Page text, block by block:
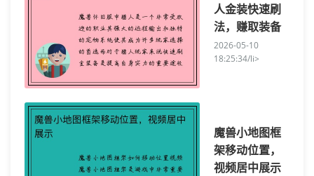
人金装快速刷
法，赚取装备
2026-05-10
18:25:34/li>
魔兽小地图框
架移动位置，
视频居中展示